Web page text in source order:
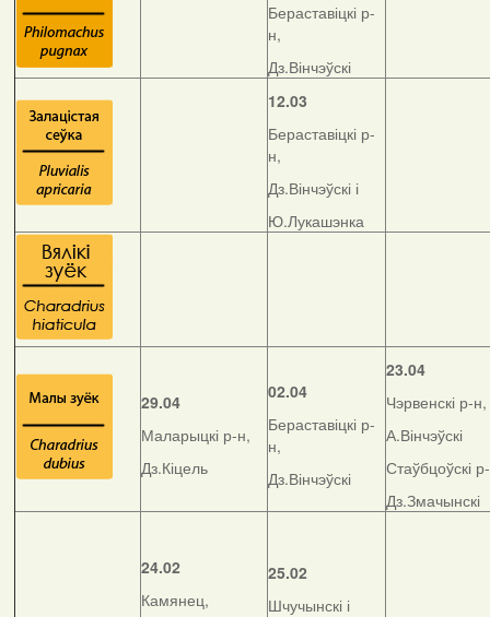
Бераставіцкі р-
н,
Дз.Вінчэўскі
12.03
Бераставіцкі р-
н,
Дз.Вінчэўскі і
Ю.Лукашэнка
29.04
Маларыцкі р-н,
Дз.Кіцель
02.04
Бераставіцкі р-
н,
Дз.Вінчэўскі
23.04
Чэрвенскі р-н,
А.Вінчэўскі
Стаўбцоўскі
Дз.Змачынскі
24.02
Камянец,
25.02
Шчучынскі і